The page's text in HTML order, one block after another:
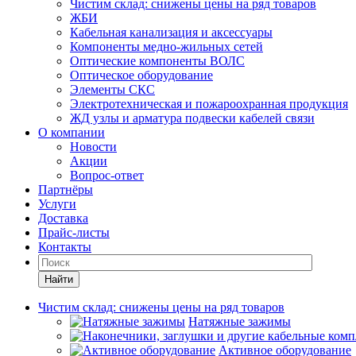
Чистим склад: снижены цены на ряд товаров
ЖБИ
Кабельная канализация и аксессуары
Компоненты медно-жильных сетей
Оптические компоненты ВОЛС
Оптическое оборудование
Элементы СКС
Электротехническая и пожароохранная продукция
ЖД узлы и арматура подвески кабелей связи
О компании
Новости
Акции
Вопрос-ответ
Партнёры
Услуги
Доставка
Прайс-листы
Контакты
Найти
Чистим склад: снижены цены на ряд товаров
Натяжные зажимы
Активное оборудование